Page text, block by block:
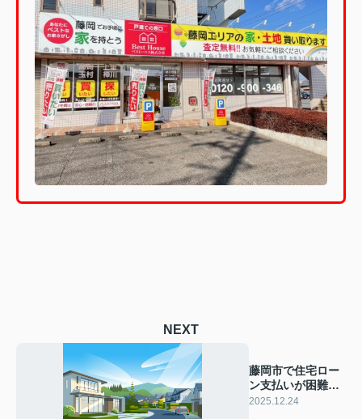
NEXT
藤岡市で住宅ロー
ン支払いが困難な
方へ！売却前に相
2025.12.24